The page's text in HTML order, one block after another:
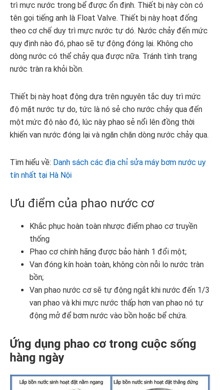
trì mực nước trong bể được ổn định. Thiết bị này còn có
tên gọi tiếng anh là Float Valve. Thiết bị này hoạt đống
theo cơ chế duy trì mực nước tự dó. Nước chảy đến mức
quy định nào đó, phao sẽ tự động đóng lại. Không cho
dòng nước có thể chảy qua được nữa. Tránh tình trạng
nước tràn ra khỏi bồn.
Thiết bị này hoạt động dựa trên nguyên tắc duy trì mức
độ mặt nước tự do, tức là nó sẻ cho nước chảy qua đến
một mức độ nào đó, lúc này phao sẻ nổi lên đồng thời
khiến van nước đóng lại và ngăn chặn dòng nước chảy qua.
Tìm hiểu về: Danh sách các địa chỉ sửa máy bơm nước uy
tín nhất tại Hà Nội
Ưu điểm của phao nước cơ
Khắc phục hoàn toàn nhược điểm phao cơ truyền
thống
Phao cơ chính hãng được bảo hành 1 đổi một;
Van đóng kín hoàn toàn, không còn nỗi lo nước tràn
bồn;
Van phao nước cơ sẽ tự động ngắt khi nước đến 1/3
van phao và khi mực nước thấp hơn van phao nó tự
động mở để bơm nước vào bồn hoặc bể chứa.
Ứng dụng phao cơ trong cuộc sống
hàng ngày